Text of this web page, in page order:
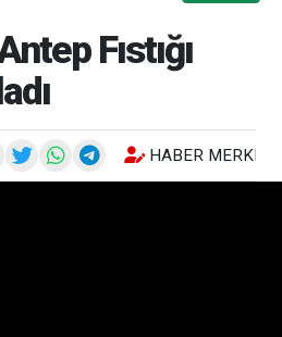
Fıstığı
HABER MERKEZI